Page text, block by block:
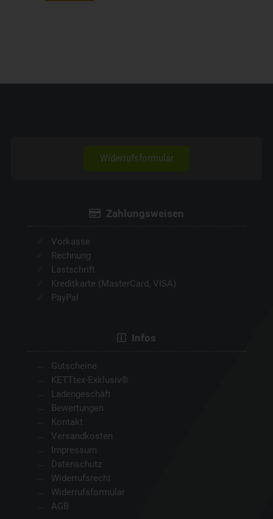
Widerrufsformular
Zahlungsweisen
Vorkasse
Rechnung
Lastschrift
Kreditkarte (MasterCard, VISA)
PayPal
Infos
Gutscheine
KETTtex-Exklusiv®
Ladengeschäft
Bewertungen
Kontakt
Versandkosten
Impressum
Datenschutz
Widerrufsrecht
Widerrufsformular
AGB